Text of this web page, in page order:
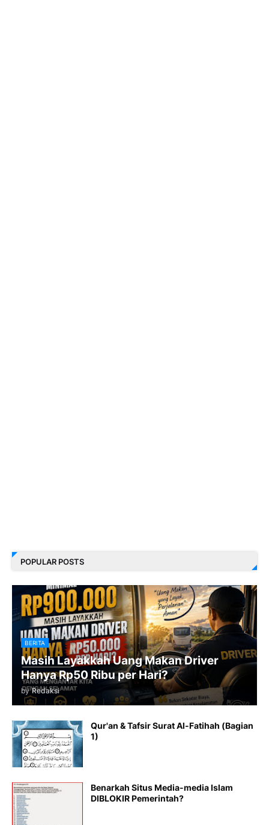
POPULAR POSTS
BERITA
Masih Layakkah Uang Makan Driver
Hanya Rp50 Ribu per Hari?
by Redaksi
Qur'an & Tafsir Surat Al-Fatihah (Bagian
1)
Benarkah Situs Media-media Islam
DIBLOKIR Pemerintah?